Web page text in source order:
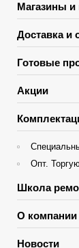
Магазины и
Доставка и
Готовые
Акции
Опт.
Школа
О компании
Новости